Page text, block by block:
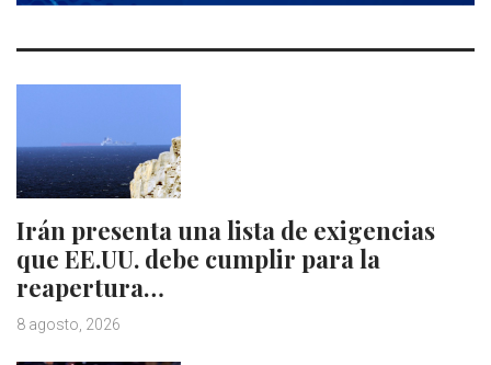
Irán presenta una lista de exigencias
que EE.UU. debe cumplir para la
reapertura…
8 agosto, 2026